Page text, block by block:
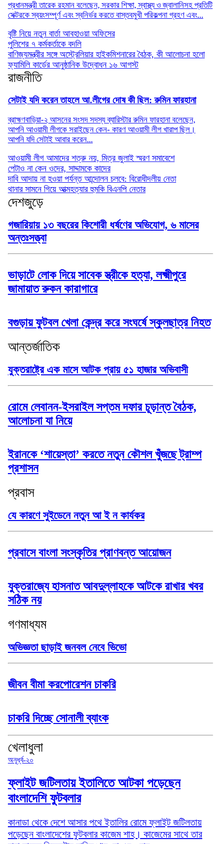
প্রধানমন্ত্রী তারেক রহমান বলেছেন, সরকার শিক্ষা, স্বাস্থ্য ও জ্বালানিসহ প্রতিটি
সেক্টরকে স্বয়ংসম্পূর্ণ এবং স্বনির্ভর করতে বাস্তবমুখী পরিকল্পনা গ্রহণ এবং...
বৃষ্টি নিয়ে নতুন বার্তা আবহাওয়া অফিসের
পুলিশের ৭ কর্মকর্তাকে বদলি
বাণিজ্যমন্ত্রীর সঙ্গে অস্ট্রেলিয়ার হাইকমিশনারের বৈঠক, কী আলোচনা হলো
ফ্যামিলি কার্ডের আনুষ্ঠানিক উদ্বোধন ১৬ আগস্ট
রাজনীতি
সেটাই যদি করেন তাহলে আ.লীগের দোষ কী ছিল: রুমিন ফারহানা
ব্রাহ্মণবাড়িয়া-২ আসনের সংসদ সদস্য ব্যারিস্টার রুমিন ফারহানা বলেছেন,
আপনি আওয়ামী লীগকে সরাইছেন কেন- কারণ আওয়ামী লীগ খারাপ ছিল।
আপনি যদি সেটাই আবার করেন...
আওয়ামী লীগ আমাদের শত্রু নয়, মিত্র জুলাই স্মরণ সমাবেশে
পেটাও না কেন ওদের, সাদ্দামকে কাদের
দাবি আদায় না হওয়া পর্যন্ত আন্দোলন চলবে: বিরোধীদলীয় নেতা
থানার সামনে গিয়ে আত্মহত্যার হুমকি বিএনপি নেতার
দেশজুড়ে
গজারিয়ায় ১৩ বছরের কিশোরী ধর্ষণের অভিযোগ, ৬ মাসের
অন্তঃসত্ত্বা
ভাড়াটে লোক দিয়ে সাবেক স্ত্রীকে হত্যা, লক্ষ্মীপুরে
জামায়াত রুকন কারাগারে
বগুড়ায় ফুটবল খেলা কেন্দ্র করে সংঘর্ষে স্কুলছাত্র নিহত
আন্তর্জাতিক
যুক্তরাষ্ট্রে এক মাসে আটক প্রায় ৫১ হাজার অভিবাসী
রোমে লেবানন-ইসরাইল সপ্তম দফার চূড়ান্ত বৈঠক,
আলোচনা যা নিয়ে
ইরানকে ‘শায়েস্তা’ করতে নতুন কৌশল খুঁজছে ট্রাম্প
প্রশাসন
প্রবাস
যে কারণে সুইডেনে নতুন আ ই ন কার্যকর
প্রবাসে বাংলা সংস্কৃতির প্রাণবন্ত আয়োজন
যুক্তরাজ্যে হাসনাত আবদুল্লাহকে আটকে রাখার খবর
সঠিক নয়
গণমাধ্যম
অভিজ্ঞতা ছাড়াই জনবল নেবে ভিভো
জীবন বীমা করপোরেশন চাকরি
চাকরি দিচ্ছে সোনালী ব্যাংক
খেলাধুলা
অনূর্ধ্ব-২০
ফ্লাইট জটিলতায় ইতালিতে আটকা পড়েছেন
বাংলাদেশি ফুটবলার
কানাডা থেকে দেশে আসার পথে ইতালির রোমে ফ্লাইট জটিলতায়
পড়েছেন বাংলাদেশের ফুটবলার কাজেম শাহ। কাজেমের সাথে তার